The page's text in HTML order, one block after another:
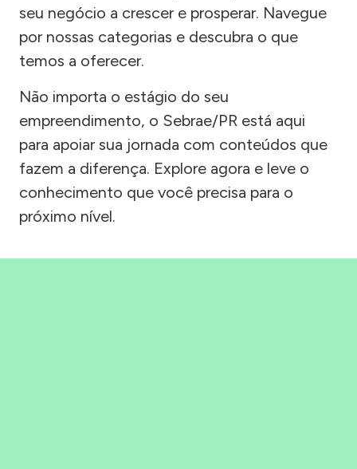
seu negócio a crescer e prosperar. Navegue
por nossas categorias e descubra o que
temos a oferecer.
Não importa o estágio do seu
empreendimento, o Sebrae/PR está aqui
para apoiar sua jornada com conteúdos que
fazem a diferença. Explore agora e leve o
conhecimento que você precisa para o
próximo nível.